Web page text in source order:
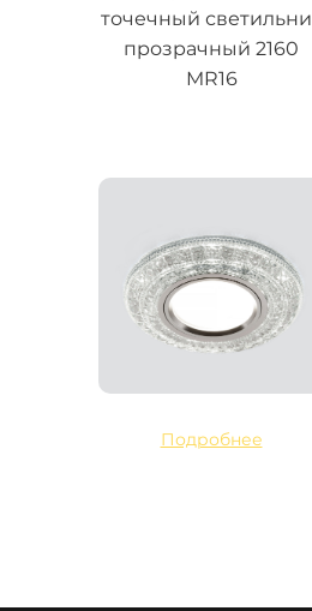
точечный
прозрачный 2160
MR16
Подробнее